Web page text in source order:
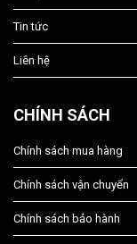
Tin tức
Liên hệ
CHÍNH SÁCH
Chính sách mua hàng
Chính sách vận chuyển
Chính sách bảo hành